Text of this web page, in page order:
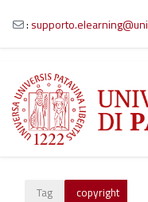
Vai al contenuto principale
:
Tag copyright